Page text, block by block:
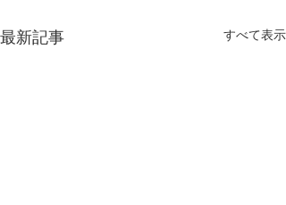
最新記事 すべて表示